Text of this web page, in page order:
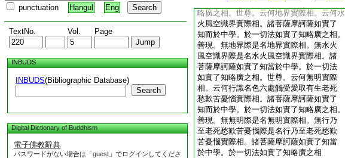
punctuation Hangul Eng
TextNo. Vol. Page
INBUDS
INBUDS(Bibliographic Database)
Search
Digital Dictionary of Buddhism
電子佛教辭典
パスワードがない場合は「guest」でログインしてくださ
略廣之相。世尊。云何地界實際相。云何水
火風空識界實際相。諸菩薩摩訶薩如實了
知而於中學。於一切法如實了知略廣之相。
善現。無地界際是名地界實際相。無水火
風空識界際是名水火風空識界實際相。諸
菩薩摩訶薩如實了知當於中學。於一切法
如實了知略廣之相。世尊。云何無明實際
相。云何行識名色六處觸受愛取有生老死
愁歎苦憂惱實際相。諸菩薩摩訶薩如實了
知而於中學。於一切法如實了知略廣之相。
善現。無無明際是名無明實際相。無行乃
至老死愁歎苦憂惱際是名行乃至老死愁歎
苦憂惱實際相。諸菩薩摩訶薩如實了知當
於中學。於一切法如實了知略廣之相